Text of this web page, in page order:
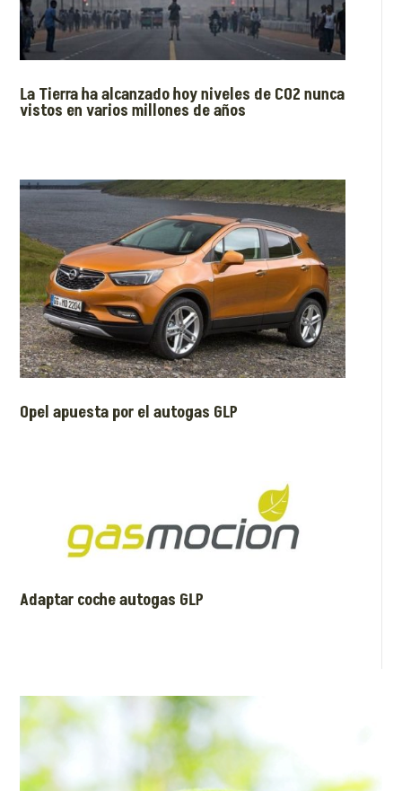
La Tierra ha alcanzado hoy niveles de CO2 nunca
vistos en varios millones de años
Opel apuesta por el autogas GLP
Adaptar coche autogas GLP